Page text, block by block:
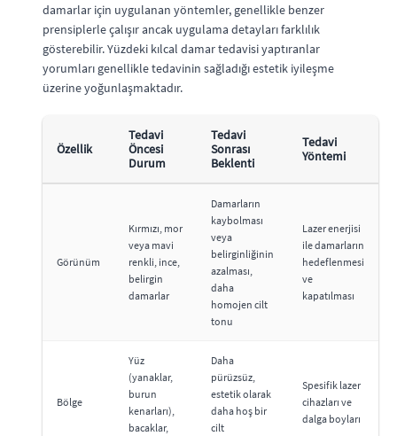
damarlar için uygulanan yöntemler, genellikle benzer
prensiplerle çalışır ancak uygulama detayları farklılık
gösterebilir. Yüzdeki kılcal damar tedavisi yaptıranlar
yorumları genellikle tedavinin sağladığı estetik iyileşme
üzerine yoğunlaşmaktadır.
Özellik
Tedavi
Öncesi
Durum
Tedavi
Sonrası
Beklenti
Tedavi
Yöntemi
Görünüm
Kırmızı, mor
veya mavi
renkli, ince,
belirgin
damarlar
Damarların
kaybolması
veya
belirginliğinin
azalması,
daha
homojen cilt
tonu
Lazer enerjisi
ile damarların
hedeflenmesi
ve
kapatılması
Bölge
Yüz
(yanaklar,
burun
kenarları),
bacaklar,
Daha
pürüzsüz,
estetik olarak
daha hoş bir
cilt
Spesifik lazer
cihazları ve
dalga boyları